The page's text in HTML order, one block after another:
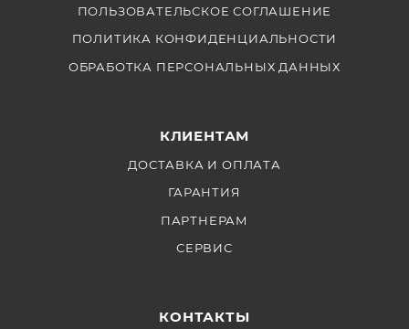
ПОЛЬЗОВАТЕЛЬСКОЕ СОГЛАШЕНИЕ
ПОЛИТИКА КОНФИДЕНЦИАЛЬНОСТИ
ОБРАБОТКА ПЕРСОНАЛЬНЫХ ДАННЫХ
КЛИЕНТАМ
ДОСТАВКА И ОПЛАТА
ГАРАНТИЯ
ПАРТНЕРАМ
СЕРВИС
КОНТАКТЫ